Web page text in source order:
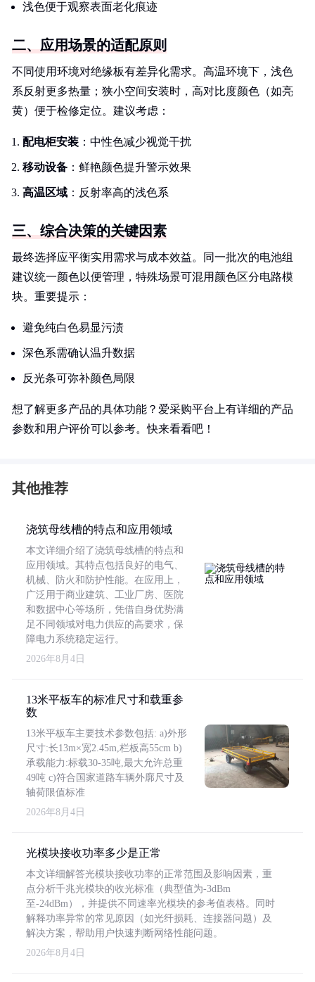
浅色便于观察表面老化痕迹
二、应用场景的适配原则
不同使用环境对绝缘板有差异化需求。高温环境下，浅色
系反射更多热量；狭小空间安装时，高对比度颜色（如亮
黄）便于检修定位。建议考虑：
配电柜安装 ：中性色减少视觉干扰
移动设备 ：鲜艳颜色提升警示效果
高温区域 ：反射率高的浅色系
三、综合决策的关键因素
最终选择应平衡实用需求与成本效益。同一批次的电池组
建议统一颜色以便管理，特殊场景可混用颜色区分电路模
块。重要提示：
避免纯白色易显污渍
深色系需确认温升数据
反光条可弥补颜色局限
想了解更多产品的具体功能？爱采购平台上有详细的产品
参数和用户评价可以参考。快来看看吧！
其他推荐
浇筑母线槽的特点和应用领域
本文详细介绍了浇筑母线槽的特点和
应用领域。其特点包括良好的电气、
机械、防火和防护性能。在应用上，
广泛用于商业建筑、工业厂房、医院
和数据中心等场所，凭借自身优势满
足不同领域对电力供应的高要求，保
障电力系统稳定运行。
2026年8月4日
13米平板车的标准尺寸和载重参
数
13米平板车主要技术参数包括: a)外形
尺寸:长13m×宽2.45m,栏板高55cm b)
承载能力:标载30-35吨,最大允许总重
49吨 c)符合国家道路车辆外廓尺寸及
轴荷限值标准
2026年8月4日
光模块接收功率多少是正常
本文详细解答光模块接收功率的正常范围及影响因素，重
点分析千兆光模块的收光标准（典型值为-3dBm
至-24dBm），并提供不同速率光模块的参考值表格。同时
解释功率异常的常见原因（如光纤损耗、连接器问题）及
解决方案，帮助用户快速判断网络性能问题。
2026年8月4日